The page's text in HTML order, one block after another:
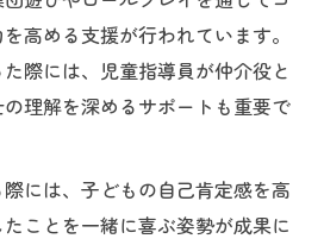
高める支援が行われています。
際には、児童指導員が仲介役と
理解を深めるサポートも重要で
には、子どもの自己肯定感を高
ことを一緒に喜ぶ姿勢が成果に